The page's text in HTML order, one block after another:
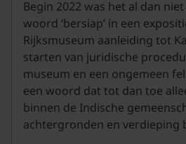
Begin 2022 was het al dan
woord ‘bersiap’ in een
Rijksmuseum aanleiding tot
starten van juridische
museum en een ongemeen
een woord dat tot dan toe
binnen de Indische
achtergronden en verdieping